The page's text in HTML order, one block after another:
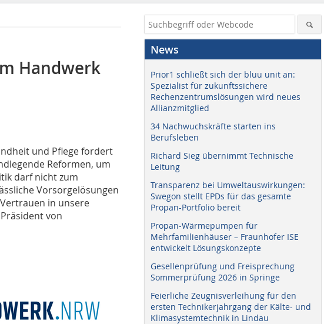
Handwerk
und Pflege fordert
Reformen, um
darf nicht zum
Vorsorgelösungen
in unsere
von
News
Prior1 schließt sich der bluu unit an:
Spezialist für zukunftssichere
Rechenzentrumslösungen wird neues
Allianzmitglied
34 Nachwuchskräfte starten ins
Berufsleben
Richard Sieg übernimmt Technische
Leitung
Transparenz bei Umweltauswirkungen:
Swegon stellt EPDs für das gesamte
Propan-Portfolio bereit
Propan-Wärmepumpen für
Mehrfamilienhäuser – Fraunhofer ISE
entwickelt Lösungskonzepte
Gesellenprüfung und Freisprechung
Sommerprüfung 2026 in Springe
Feierliche Zeugnisverleihung für den
ersten Technikerjahrgang der Kälte- und
Klimasystemtechnik in Lindau